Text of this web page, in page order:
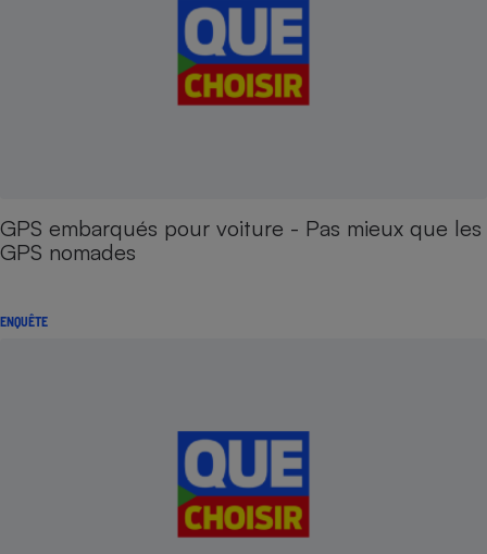
GPS embarqués pour voiture - Pas mieux que les
GPS nomades
ENQUÊTE